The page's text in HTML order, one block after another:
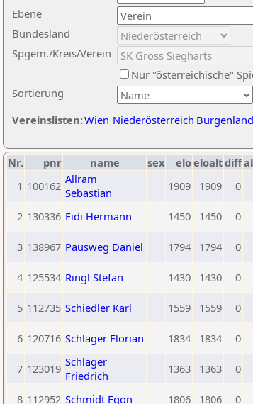
Ebene
Sortierung
Bundesland
Spgem./Kreis/Verein
Nur "österreichische"
Vereinslisten:Wien Niederösterreich Burgenland
Nr. pnr name sex eloeloaltdiff
1 100162 Allram
Sebastian
1909 1909 0
2 130336 Fidi Hermann 1450 1450 0
3 138967 Pausweg Daniel 1794 1794 0
4 125534 Ringl Stefan 1430 1430 0
5 112735 Schiedler Karl 1559 1559 0
6 120716 Schlager Florian 1834 1834 0
7 123019 Schlager
Friedrich
1363 1363 0
8 112952 Schmidt Egon 1806 1806 0